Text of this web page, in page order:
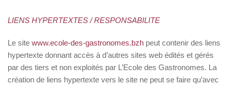
LIENS HYPERTEXTES / RESPONSABILITE
Le site www.ecole-des-gastronomes.bzh peut contenir des liens
hypertexte donnant accès à d’autres sites web édités et gérés
par des tiers et non exploités par L’Ecole des Gastronomes. La
création de liens hypertexte vers le site ne peut se faire qu’avec